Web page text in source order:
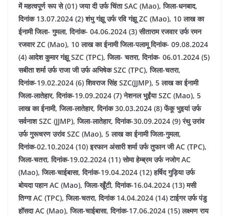
में महत्वपूर्ण रूप से (01) जया दी उर्फ चिंता SAC (Mao), जिला-धनबाद,
दिनांक 13.07.2024 (2) शंभु गंझू उर्फ रवि गंझू ZC (Mao), 10 लाख का
ईनामी जिला- गुमला, दिनांक- 04.06.2024 (3) सीताराम रजवार उर्फ रमन
रजवार ZC (Mao), 10 लाख का ईनामी जिला-पलामू दिनांक- 09.08.2024
(4) आदेश कुमार गंझू SZC (TPC), जिला- चतरा, दिनांक- 06.01.2024 (5)
सबीता शर्मा उर्फ राजा जी उर्फ अभिषेक SZC (TPC), जिला-चतरा,
दिनांक-19.02.2024 (6) शिवराज सिंह SZC(JJMP), 5 लाख का ईनामी
जिला-लातेहार, दिनांक-19.09.2024 (7) नेशनल भुईंया SZC (Mao), 5
लाख का ईनामी, जिला-लातेहार, दिनांक 30.03.2024 (8) फेंकू भुइयां उर्फ
सर्वनाश SZC (JJMP), जिला-लातेहार, दिनांक-30.09.2024 (9) रंथु उरांव
उर्फ गुरूचरण उरांव SZC (Mao), 5 लाख का ईनामी जिला-गुमला,
दिनांक-02.10.2024 (10) इरफान अंसारी शर्मा उर्फ तुफान जी AC (TPC),
जिला-चतरा, दिनांक-19.02.2024 (11) सोमा हेम्ब्रम उर्फ नजोग AC
(Mao), जिला-चाईबासा, दिनांक-19.04.2024 (12) हर्षिद गुड़िया उर्फ
बोयदा पहान AC (Mao), जिला-खूँटी, दिनांक-16.04.2024 (13) मसी
तिग्गा AC (TPC), जिला-चतरा, दिनांक 14.04.2024 (14) टाईगर उर्फ पंडु
हॉसदा AC (Mao), जिला-चाईबासा, दिनांक-17.06.2024 (15) लक्ष्मण राय